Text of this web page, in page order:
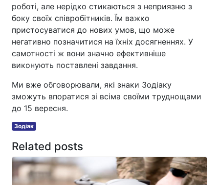
роботі, але нерідко стикаються з неприязню з
боку своїх співробітників. Їм важко
пристосуватися до нових умов, що може
негативно позначитися на їхніх досягненнях. У
самотності ж вони значно ефективніше
виконують поставлені завдання.
Ми вже обговорювали, які знаки Зодіаку
зможуть впоратися зі всіма своїми труднощами
до 15 вересня.
Зодіак
Related posts